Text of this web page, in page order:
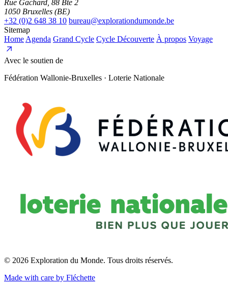
Rue Gachard, 88 Bte 2
1050 Bruxelles (BE)
+32 (0)2 648 38 10 bureau@explorationdumonde.be
Sitemap
Home Agenda Grand Cycle Cycle Découverte À propos Voyage
Avec le soutien de
Fédération Wallonie-Bruxelles · Loterie Nationale
© 2026 Exploration du Monde. Tous droits réservés.
Made with care by Fléchette